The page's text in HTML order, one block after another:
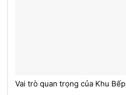
Vai trò quan trọng của Khu Bếp